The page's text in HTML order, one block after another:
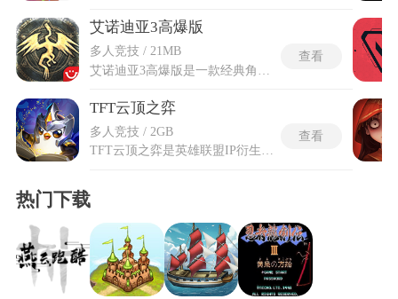
艾诺迪亚3高爆版
多人竞技 / 21MB
查看
TFT云顶之弈
多人竞技 / 2GB
查看
热门下载